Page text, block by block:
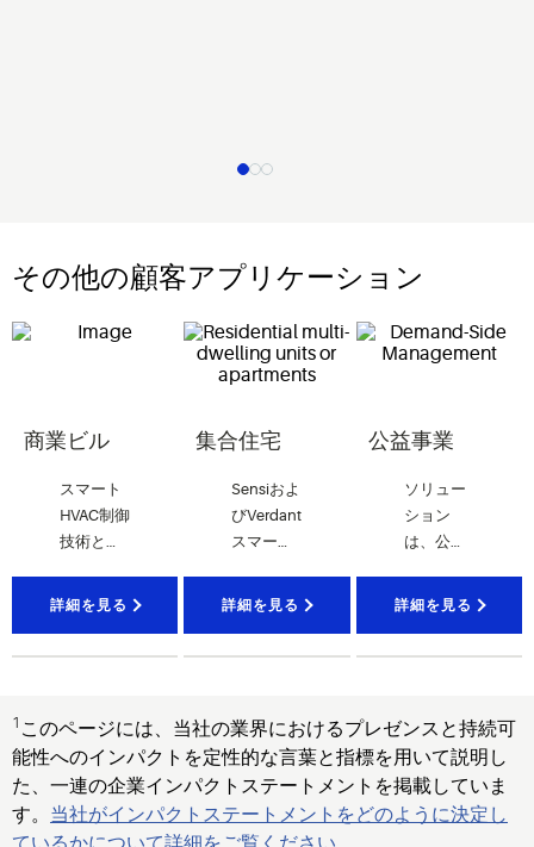
その他の顧客アプリケーション
商業ビル
スマート
HVAC制御
技術と圧
は、
ペースな
ど、さま
ざまな環
境で快適
さを生み
詳細を見る
集合住宅
Sensiおよ
びVerdant
スマート
タット
ネ、居住
者の快適
性を提供
します
詳細を見る
公益事業
ソリュー
ション
は、公益
その顧客
し、効率
目標を達
成し、経
済的なメ
リットを
詳細を見る
1 このページには、当社の業界におけるプレゼンスと持続可
能性へのインパクトを定性的な言葉と指標を用いて説明し
た、一連の企業インパクトステートメントを掲載していま
す。 当社がインパクトステートメントをどのように決定し